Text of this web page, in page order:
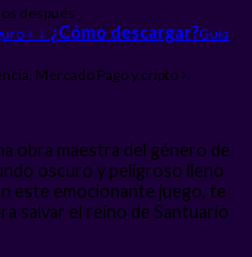
después
› ↓ ¿Cómo descargar?Guía
Mercado Pago y cripto ›
obra maestra del género de
oscuro y peligroso lleno
este emocionante juego, te
salvar el reino de Santuario